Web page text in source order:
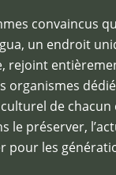
convaincus
un endroit
rejoint
organismes
culturel de chacun
le préserver,
pour les